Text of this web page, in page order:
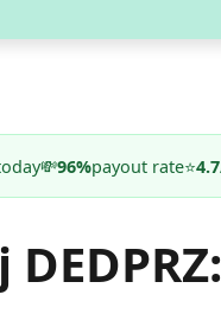
💸96%payout rate⭐